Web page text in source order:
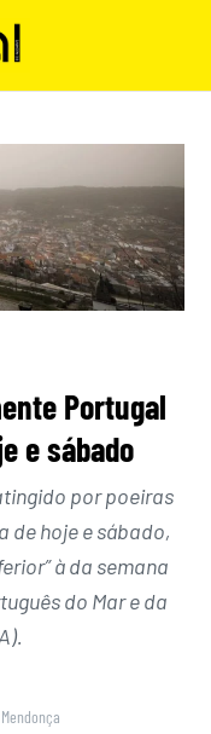
Portugal
e sábado
por poeiras
de hoje e sábado,
à da semana
do Mar e da